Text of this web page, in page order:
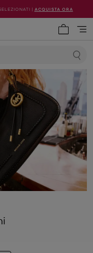
| ACQUISTA ORA